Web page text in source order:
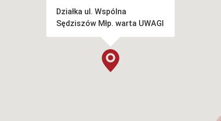
Działka ul. Wspólna
Sędziszów Młp. warta UWAGI